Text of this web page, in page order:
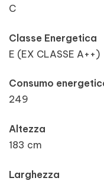
C
Classe Energetica
E (EX CLASSE A++)
Consumo
249
Altezza
183 cm
Larghezza